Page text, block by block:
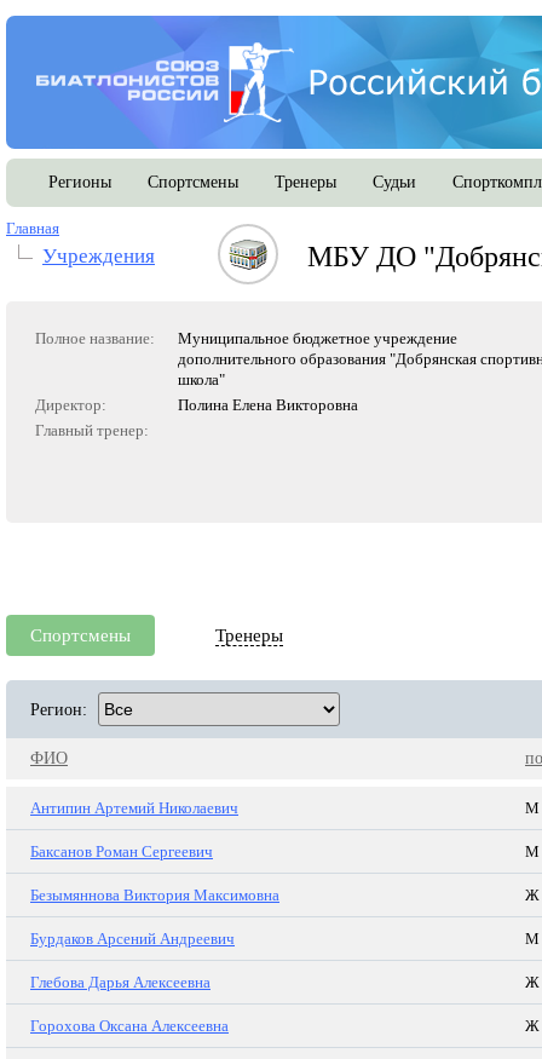
Регионы Спортсмены Тренеры Судьи
Главная
Учреждения МБУ ДО
Полное название:
Муниципальное бюджетное учреждение
дополнительного образования "Добрянская
школа"
Директор:
Полина Елена Викторовна
Главный тренер:
Спортсмены Тренеры
Регион:
ФИО
Антипин Артемий Николаевич М
Баксанов Роман Сергеевич М
Безымяннова Виктория Максимовна Ж
Бурдаков Арсений Андреевич М
Глебова Дарья Алексеевна Ж
Горохова Оксана Алексеевна Ж